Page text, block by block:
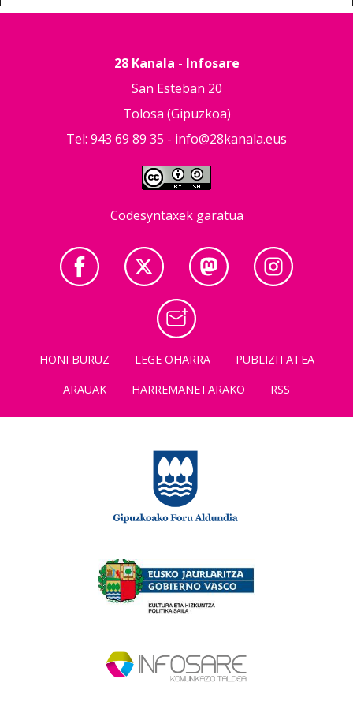
28 Kanala - Infosare
San Esteban 20
Tolosa (Gipuzkoa)
Tel: 943 69 89 35 - info@28kanala.eus
Codesyntaxek garatua
HONI BURUZ LEGE OHARRA
PUBLIZITATEA
ARAUAK
HARREMANETARAKO RSS